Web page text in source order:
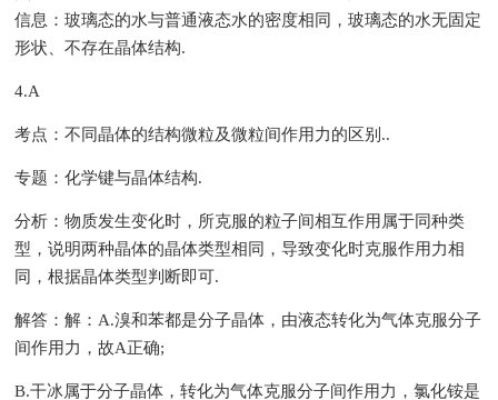
信息：玻璃态的水与普通液态水的密度相同，玻璃态的水无固定
形状、不存在晶体结构.
4.A
考点：不同晶体的结构微粒及微粒间作用力的区别..
专题：化学键与晶体结构.
分析：物质发生变化时，所克服的粒子间相互作用属于同种类
型，说明两种晶体的晶体类型相同，导致变化时克服作用力相
同，根据晶体类型判断即可.
解答：解：A.溴和苯都是分子晶体，由液态转化为气体克服分子
间作用力，故A正确;
B.干冰属于分子晶体，转化为气体克服分子间作用力，氯化铵是